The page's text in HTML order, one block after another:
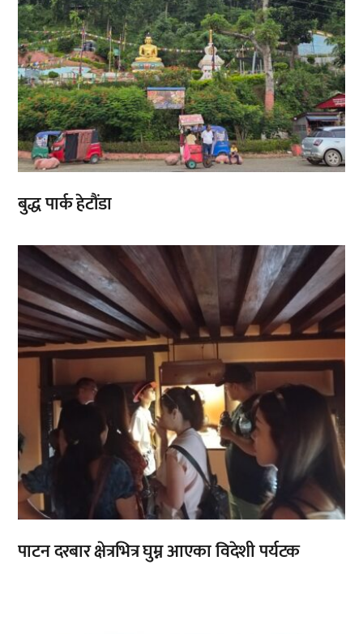
बुद्ध पार्क हेटौंडा
पाटन दरबार क्षेत्रभित्र घुम्न आएका विदेशी पर्यटक